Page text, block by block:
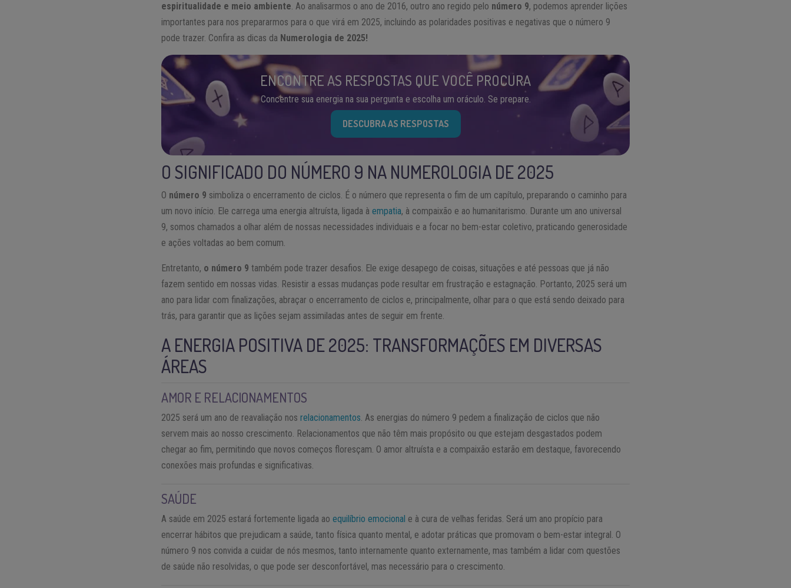
espiritualidade e meio ambiente. Ao analisarmos o ano de 2016, outro ano regido pelo número 9, podemos aprender lições
importantes para nos prepararmos para o que virá em 2025, incluindo as polaridades positivas e negativas que o número 9
pode trazer. Confira as dicas da Numerologia de 2025!
ENCONTRE AS RESPOSTAS QUE VOCÊ PROCURA
Concentre sua energia na sua pergunta e escolha um oráculo. Se prepare.
DESCUBRA AS RESPOSTAS
O SIGNIFICADO DO NÚMERO 9 NA NUMEROLOGIA DE 2025
O número 9 simboliza o encerramento de ciclos. É o número que representa o fim de um capítulo, preparando o caminho para
um novo início. Ele carrega uma energia altruísta, ligada àempatia, à compaixão e ao humanitarismo. Durante um ano universal
9, somos chamados a olhar além de nossas necessidades individuais e a focar no bem-estar coletivo, praticando generosidade
e ações voltadas ao bem comum.
Entretanto, o número 9 também pode trazer desafios. Ele exige desapego de coisas, situações e até pessoas que já não
fazem sentido em nossas vidas. Resistir a essas mudanças pode resultar em frustração e estagnação. Portanto, 2025 será um
ano para lidar com finalizações, abraçar o encerramento de ciclos e, principalmente, olhar para o que está sendo deixado para
trás, para garantir que as lições sejam assimiladas antes de seguir em frente.
A ENERGIA POSITIVA DE 2025: TRANSFORMAÇÕES EM DIVERSAS
ÁREAS
AMOR E RELACIONAMENTOS
2025 será um ano de reavaliação nosrelacionamentos. As energias do número 9 pedem a finalização de ciclos que não
servem mais ao nosso crescimento. Relacionamentos que não têm mais propósito ou que estejam desgastados podem
chegar ao fim, permitindo que novos começos floresçam. O amor altruísta e a compaixão estarão em destaque, favorecendo
conexões mais profundas e significativas.
SAÚDE
A saúde em 2025 estará fortemente ligada aoequilíbrio emocional e à cura de velhas feridas. Será um ano propício para
encerrar hábitos que prejudicam a saúde, tanto física quanto mental, e adotar práticas que promovam o bem-estar integral. O
número 9 nos convida a cuidar de nós mesmos, tanto internamente quanto externamente, mas também a lidar com questões
de saúde não resolvidas, o que pode ser desconfortável, mas necessário para o crescimento.